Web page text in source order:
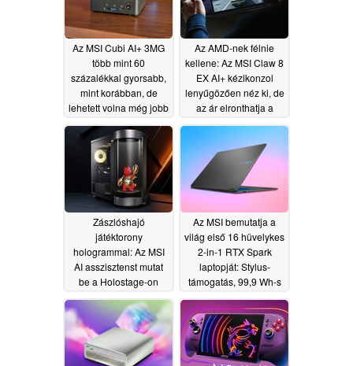
Az MSI Cubi AI+ 3MG
több mint 60
százalékkal gyorsabb,
mint korábban, de
lehetett volna még jobb
is06/04/2026
Az AMD-nek félnie
kellene: Az MSI Claw 8
EX AI+ kézikonzol
lenyűgözően néz ki, de
az ár elronthatja a
szórakozást06/03/2026
Zászlóshajó
játéktorony
hologrammal: Az MSI
AI asszisztenst mutat
be a Holostage-on
06/02/2026
Az MSI bemutatja a
világ első 16 hüvelykes
2-in-1 RTX Spark
laptopját: Stylus-
támogatás, 99,9 Wh-s
akkumulátor06/02/2026